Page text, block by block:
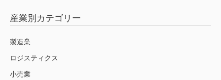
産業別カテゴリー
製造業
ロジスティクス
小売業